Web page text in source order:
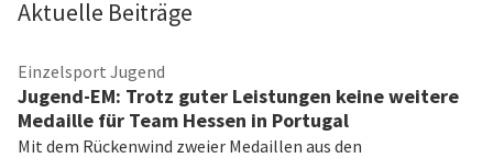
Aktuelle Beiträge
Einzelsport Jugend
Jugend-EM: Trotz guter Leistungen keine weitere
Medaille für Team Hessen in Portugal
Mit dem Rückenwind zweier Medaillen aus den